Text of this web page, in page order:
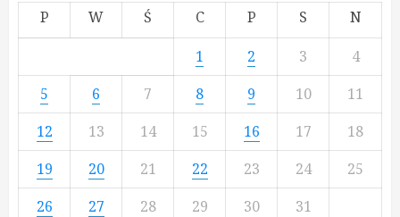
P W Ś C P S
N
1
2 3
4
5
6 7 8 9 10
11
12
13 14 15 16 17
18
19
20 21 22 23 24
25
26
27 28 29 30 31